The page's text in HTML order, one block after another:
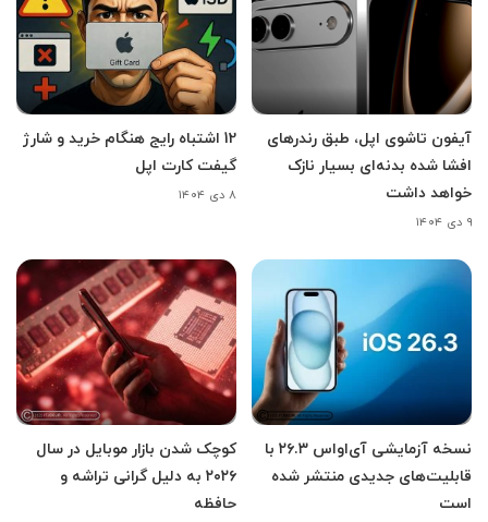
آیفون تاشوی اپل، طبق رندرهای
افشا شده بدنه‌ای بسیار نازک
خواهد داشت
۹ دی ۱۴۰۴
12 اشتباه رایج هنگام خرید و شارژ
گیفت کارت اپل
۸ دی ۱۴۰۴
نسخه آزمایشی آی‌اواس ۲۶.۳ با
قابلیت‌های جدیدی منتشر شده
است
کوچک شدن بازار موبایل در سال
۲۰۲۶ به دلیل گرانی تراشه و
حافظه